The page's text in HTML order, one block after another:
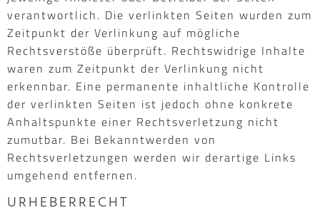
verantwortlich. Die verlinkten Seiten wurden zum
Zeitpunkt der Verlinkung auf mögliche
Rechtsverstöße überprüft. Rechtswidrige Inhalte
waren zum Zeitpunkt der Verlinkung nicht
erkennbar. Eine permanente inhaltliche Kontrolle
der verlinkten Seiten ist jedoch ohne konkrete
Anhaltspunkte einer Rechtsverletzung nicht
zumutbar. Bei Bekanntwerden von
Rechtsverletzungen werden wir derartige Links
umgehend entfernen.
URHEBERRECHT